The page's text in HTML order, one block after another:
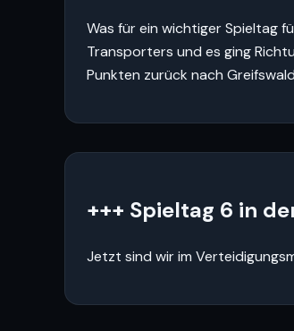
Was für ein wichtiger Spieltag
Transporters und es ging
Punkten zurück nach
+++ Spieltag 6 in
Jetzt sind wir im